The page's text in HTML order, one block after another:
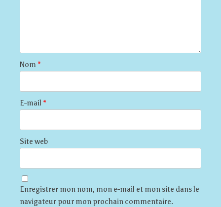
Nom *
E-mail *
Site web
Enregistrer mon nom, mon e-mail et mon site dans le
navigateur pour mon prochain commentaire.